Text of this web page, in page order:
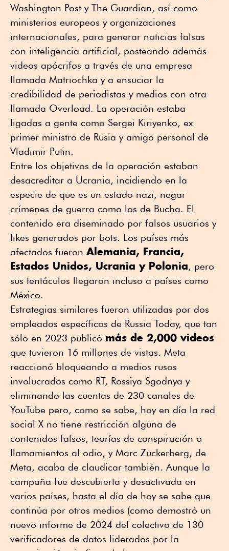
Washington Post y The Guardian, así como
ministerios europeos y organizaciones
internacionales, para generar noticias falsas
con inteligencia artificial, posteando además
videos apócrifos a través de una empresa
llamada Matriochka y a ensuciar la
credibilidad de periodistas y medios con otra
llamada Overload. La operación estaba
ligadas a gente como Sergei Kiriyenko, ex
primer ministro de Rusia y amigo personal de
Vladimir Putin.
Entre los objetivos de la operación estaban
desacreditar a Ucrania, incidiendo en la
especie de que es un estado nazi, negar
crímenes de guerra como los de Bucha. El
contenido era diseminado por falsos usuarios y
likes generados por bots. Los países más
afectados fueron Alemania, Francia,
Estados Unidos, Ucrania y Polonia, pero
sus tentáculos llegaron incluso a países como
México.
Estrategias similares fueron utilizadas por dos
empleados específicos de Russia Today, que tan
sólo en 2023 publicó más de 2,000 videos
que tuvieron 16 millones de vistas. Meta
reaccionó bloqueando a medios rusos
involucrados como RT, Rossiya Sgodnya y
eliminando las cuentas de 230 canales de
YouTube pero, como se sabe, hoy en día la red
social X no tiene restricción alguna de
contenidos falsos, teorías de conspiración o
llamamientos al odio, y Marc Zuckerberg, de
Meta, acaba de claudicar también. Aunque la
campaña fue descubierta y desactivada en
varios países, hasta el día de hoy se sabe que
continúa por otros medios (como demostró un
nuevo informe de 2024 del colectivo de 130
verificadores de datos liderados por la